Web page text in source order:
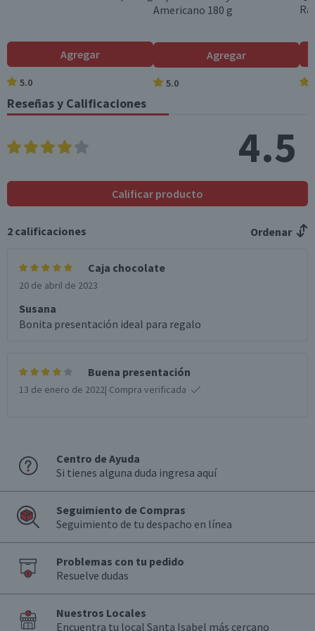
0.4
Hidratos de Carbon
o disponibles (g)
66 6.6
Azúcares totales
(g)
*Ingesta de referencia de un adulto promedio (8400 kj / 2000 kcal)
Agregar
5.0
Americano 180 g
Agregar
5.0
Reseñas y Calificaciones
4.5
Calificar producto
2 calificaciones Ordenar
Caja chocolate
20 de abril de 2023
Susana
Bonita presentación ideal para regalo
Buena presentación
13 de enero de 2022| Compra verificada
Centro de Ayuda
Si tienes alguna duda ingresa aquí
Seguimiento de Compras
Seguimiento de tu despacho en línea
Problemas con tu pedido
Resuelve dudas
Nuestros Locales
Encuentra tu local Santa Isabel más cercano